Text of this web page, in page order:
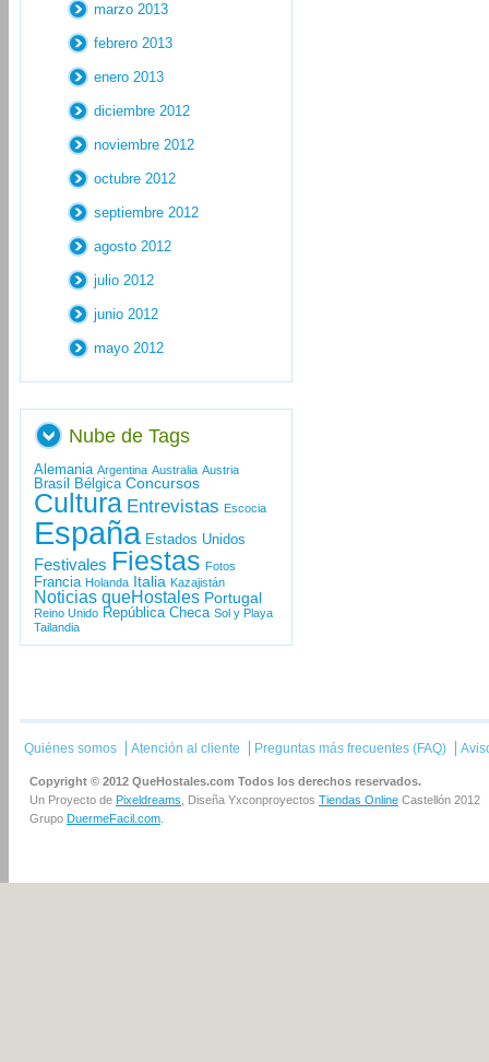
marzo 2013
febrero 2013
enero 2013
diciembre 2012
noviembre 2012
octubre 2012
septiembre 2012
agosto 2012
julio 2012
junio 2012
mayo 2012
Nube de Tags
Alemania Argentina Australia Austria
Brasil Bélgica Concursos
Cultura Entrevistas Escocia
España Estados Unidos
Festivales Fiestas Fotos
Francia Holanda Italia Kazajistán
Noticias queHostales Portugal
Reino Unido República Checa Sol y Playa
Tailandia
Quiénes somos Atención al cliente Preguntas más frecuentes (FAQ)
Copyright © 2012 QueHostales.com Todos los derechos reservados.
Un Proyecto de Pixeldreams , Diseña Yxconproyectos Tiendas Online Castellón 2012
Grupo DuermeFacil.com